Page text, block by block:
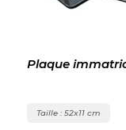
Plaque
Taille : 52x11 cm